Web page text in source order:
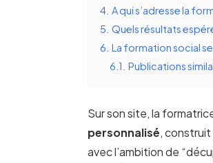
4. A qui s’adresse la
5. Quels résultats
6. La formation social
6.1. Publications
Sur son site, la
personnalisé, construit
avec l’ambition de